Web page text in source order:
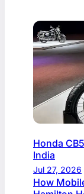
Honda
India
Jul 27, 2026
How